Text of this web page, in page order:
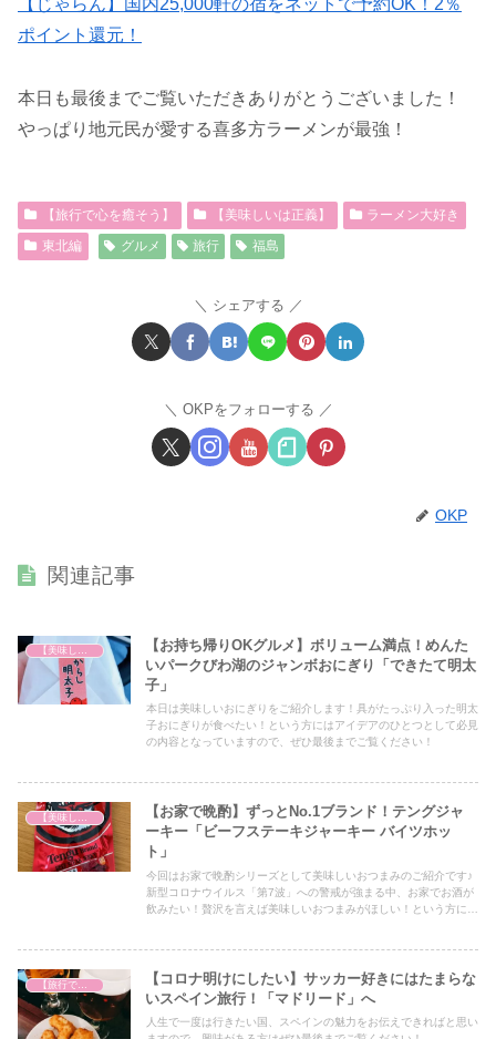
【じゃらん】国内25,000軒の宿をネットで予約OK！2％
ポイント還元！
本日も最後までご覧いただきありがとうございました！
やっぱり地元民が愛する喜多方ラーメンが最強！
【旅行で心を癒そう】 【美味しいは正義】
ラーメン大好き
東北編
グルメ 旅行 福島
シェアする
OKPをフォローする
OKP
関連記事
【お持ち帰りOKグルメ】ボリューム満点！めんた
いパークびわ湖のジャンボおにぎり「できたて明太
子」
本日は美味しいおにぎりをご紹介します！具がたっぷり入った明太
子おにぎりが食べたい！という方にはアイデアのひとつとして必見
の内容となっていますので、ぜひ最後までご覧ください！
【お家で晩酌】ずっとNo.1ブランド！テングジャ
ーキー「ビーフステーキジャーキー バイツホッ
ト」
今回はお家で晩酌シリーズとして美味しいおつまみのご紹介です♪
新型コロナウイルス「第7波」への警戒が強まる中、お家でお酒が
飲みたい！贅沢を言えば美味しいおつまみがほしい！という方には
【コロナ明けにしたい】サッカー好きにはたまらな
いスペイン旅行！「マドリード」へ
人生で一度は行きたい国、スペインの魅力をお伝えできればと思い